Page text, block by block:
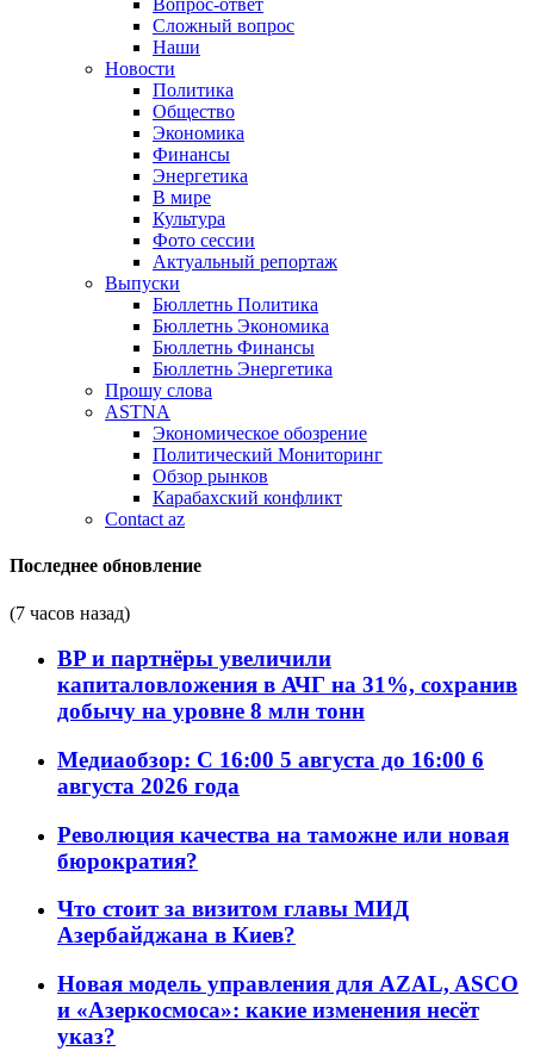
Вопрос-ответ
Сложный вопрос
Наши
Новости
Политика
Общество
Экономика
Финансы
Энергетика
В мире
Культура
Фото сессии
Актуальный репортаж
Выпуски
Бюллетнь Политика
Бюллетнь Экономика
Бюллетнь Финансы
Бюллетнь Энергетика
Прошу слова
ASTNA
Экономическое обозрение
Политический Мониторинг
Обзор рынков
Карабахский конфликт
Contact az
Последнее обновление
(7 часов назад)
BP и партнёры увеличили
капиталовложения в АЧГ на 31%, сохранив
добычу на уровне 8 млн тонн
Медиаобзор: С 16:00 5 августа до 16:00 6
августа 2026 года
Революция качества на таможне или новая
бюрократия?
Что стоит за визитом главы МИД
Азербайджана в Киев?
Новая модель управления для AZAL, ASCO
и «Азеркосмоса»: какие изменения несёт
указ?